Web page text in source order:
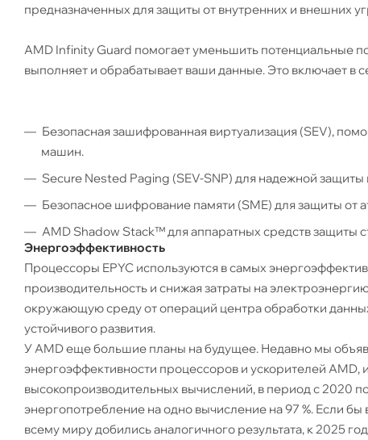
предназначенных для защиты от внутренних и внешних
AMD Infinity Guard помогает уменьшить потенциальные
выполняет и обрабатывает ваши данные. Это включает в
Безопасная зашифрованная виртуализация (SEV),
машин.
Secure Nested Paging (SEV-SNP) для надежной защиты
Безопасное шифрование памяти (SME) для защиты от
AMD Shadow Stack™ для аппаратных средств защиты
Энергоэффективность
Процессоры EPYC используются в самых
производительность и снижая затраты на
окружающую среду от операций центра обработки
устойчивого развития.
У AMD еще большие планы на будущее. Недавно мы
энергоэффективности процессоров и ускорителей AMD,
высокопроизводительных вычислений, в период с 2020
энергопотребление на одно вычисление на 97 %. Если
всему миру добились аналогичного результата, к 2025